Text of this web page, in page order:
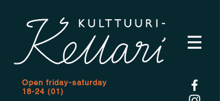
Open friday-saturday
18-24 (01)